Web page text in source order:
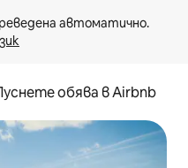
обява в Airbnb